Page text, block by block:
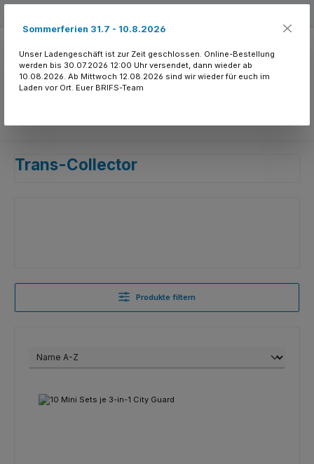
Trans-Collector
Produkte filtern
Sommerferien 31.7 - 10.8.2026
Unser Ladengeschäft ist zur Zeit geschlossen. Online-Bestellung
werden bis 30.07.2026 12:00 Uhr versendet, dann wieder ab
10.08.2026. Ab Mittwoch 12.08.2026 sind wir wieder für euch im
Laden vor Ort. Euer BRIFS-Team